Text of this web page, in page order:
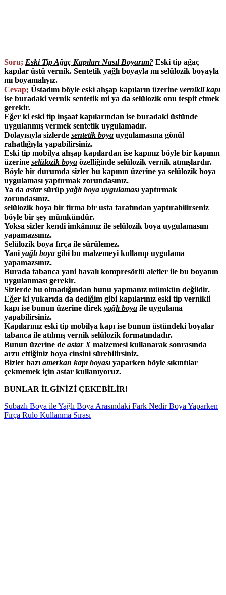
Soru; Eski Tip Ağaç Kapıları Nasıl Boyarım? Eski tip ağaç
kapılar üstü vernik. Sentetik yağlı boyayla mı selülozik boyayla
mı boyamalıyız.
Cevap; Üstadım böyle eski ahşap kapıların üzerine vernikli kapı
ise buradaki vernik sentetik mi ya da selülozik onu tespit etmek
gerekir.
Eğer ki eski tip inşaat kapılarından ise buradaki üstünde
uygulanmış vermek sentetik uygulamadır.
Dolayısıyla sizlerde sentetik boya uygulamasına gönül
rahatlığıyla yapabilirsiniz.
Eski tip mobilya ahşap kapılardan ise kapınız böyle bir kapının
üzerine selülozik boya özelliğinde selülozik vernik atmışlardır.
Böyle bir durumda sizler bu kapının üzerine ya selülozik boya
uygulaması yaptırmak zorundasınız.
Ya da astarsürüp yağlı boya uygulaması yaptırmak
zorundasınız.
selülozik boya bir firma bir usta tarafından yaptırabilirseniz
böyle bir şey mümkündür.
Yoksa sizler kendi imkânınız ile selülozik boya uygulamasını
yapamazsınız.
Selülozik boya fırça ile sürülemez.
Yaniyağlı boya gibi bu malzemeyi kullanıp uygulama
yapamazsınız.
Burada tabanca yani havalı kompresörlü aletler ile bu boyanın
uygulanması gerekir.
Sizlerde bu olmadığından bunu yapmanız mümkün değildir.
Eğer ki yukarıda da dediğim gibi kapılarınız eski tip vernikli
kapı ise bunun üzerine direk yağlı boya ile uygulama
yapabilirsiniz.
Kapılarınız eski tip mobilya kapı ise bunun üstündeki boyalar
tabanca ile atılmış vernik selülozik formatındadır.
Bunun üzerine de astar X malzemesi kullanarak sonrasında
arzu ettiğiniz boya cinsini sürebilirsiniz.
Bizler bazıamerkan kapı boyası yaparken böyle sıkıntılar
çekmemek için astar kullanıyoruz.
BUNLAR İLGİNİZİ ÇEKEBİLİR!
Subazlı Boya ile Yağlı Boya Arasındaki Fark NedirBoya Yaparken
Fırça Rulo Kullanma Sırası